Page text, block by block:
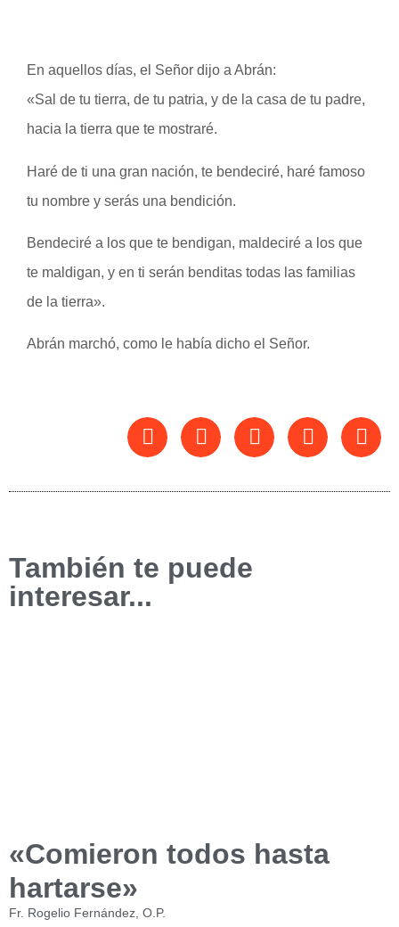
En aquellos días, el Señor dijo a Abrán:
«Sal de tu tierra, de tu patria, y de la casa de tu padre,
hacia la tierra que te mostraré.
Haré de ti una gran nación, te bendeciré, haré famoso
tu nombre y serás una bendición.
Bendeciré a los que te bendigan, maldeciré a los que
te maldigan, y en ti serán benditas todas las familias
de la tierra».
Abrán marchó, como le había dicho el Señor.
También te puede
interesar...
«Comieron todos hasta
hartarse»
Fr. Rogelio Fernández, O.P.